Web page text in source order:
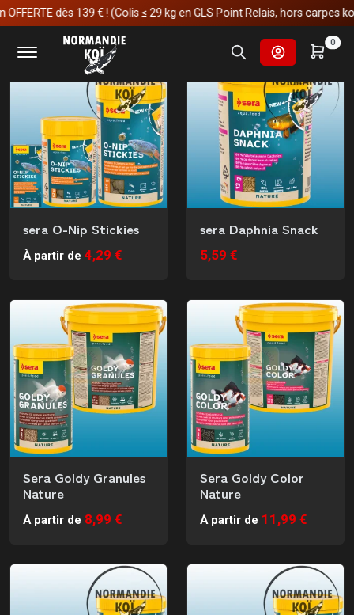
dès 139 € ! (Colis ≤ 29 kg en GLS Point Relais, hors carpes koï)
0
Découvrez notre sélection de nourriture pour répondre aux
besoins nutritionnels spécifiques de vos habitants.
sera O-Nip Stickies
À partir de 4,29 €
sera Daphnia Snack
5,59 €
Sera Goldy Granules
Nature
À partir de 8,99 €
Sera Goldy Color
Nature
À partir de 11,99 €